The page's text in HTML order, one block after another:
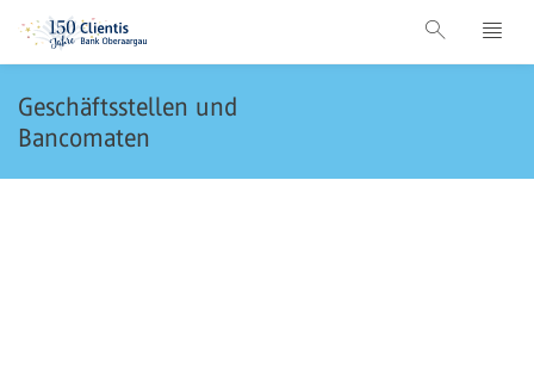
Geschäftsstellen und
Bancomaten